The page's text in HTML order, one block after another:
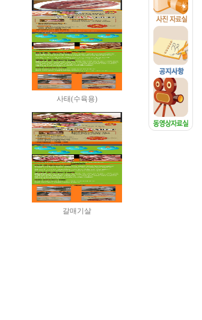
사태(수육용)
갈매기살